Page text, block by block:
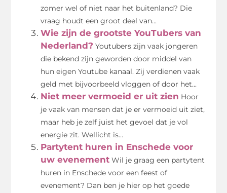
zomer wel of niet naar het buitenland? Die
vraag houdt een groot deel van...
Wie zijn de grootste YouTubers van
Nederland? Youtubers zijn vaak jongeren
die bekend zijn geworden door middel van
hun eigen Youtube kanaal. Zij verdienen vaak
geld met bijvoorbeeld vloggen of door het...
Niet meer vermoeid er uit zien Hoor
je vaak van mensen dat je er vermoeid uit ziet,
maar heb je zelf juist het gevoel dat je vol
energie zit. Wellicht is...
Partytent huren in Enschede voor
uw evenement Wil je graag een partytent
huren in Enschede voor een feest of
evenement? Dan ben je hier op het goede